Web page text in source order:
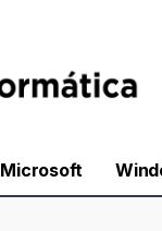
Microsoft